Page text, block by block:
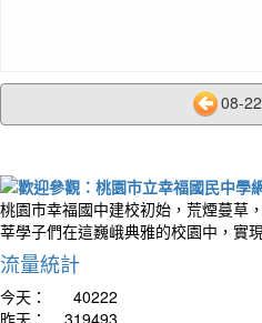
08-
桃園市幸福國中建校初始，荒煙蔓草
莘學子們在這巍峨典雅的校園中，實
流量統計
今天：
40222
昨天：
319493